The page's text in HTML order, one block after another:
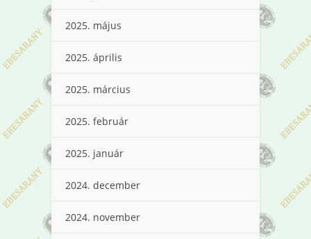
2025. május
2025. április
2025. március
2025. február
2025. január
2024. december
2024. november